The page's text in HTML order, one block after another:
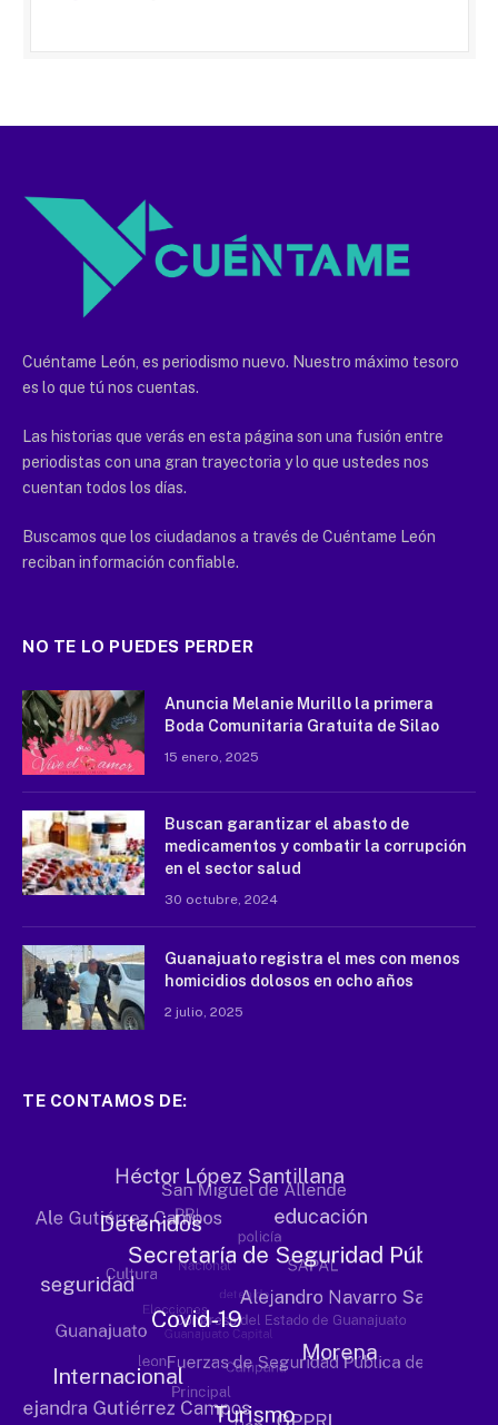
Cuéntame León, es periodismo nuevo. Nuestro máximo tesoro
es lo que tú nos cuentas.
Las historias que verás en esta página son una fusión entre
periodistas con una gran trayectoria y lo que ustedes nos
cuentan todos los días.
Buscamos que los ciudadanos a través de Cuéntame León
reciban información confiable.
NO TE LO PUEDES PERDER
Anuncia Melanie Murillo la primera
Boda Comunitaria Gratuita de Silao
15 enero, 2025
Buscan garantizar el abasto de
medicamentos y combatir la corrupción
en el sector salud
30 octubre, 2024
Guanajuato registra el mes con menos
homicidios dolosos en ocho años
2 julio, 2025
TE CONTAMOS DE: